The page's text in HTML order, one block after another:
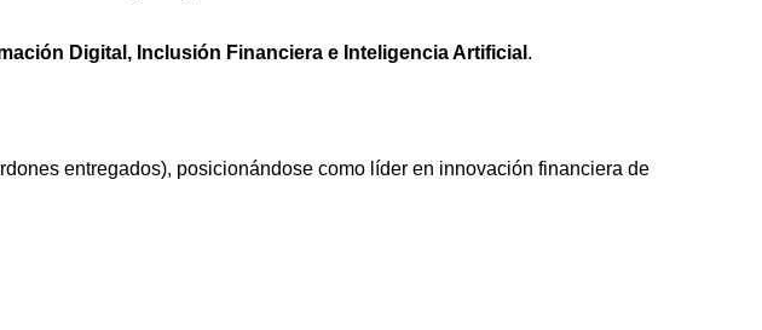
Digital, Inclusión Financiera e Inteligencia Artificial .
entregados), posicionándose como líder en innovación financiera de